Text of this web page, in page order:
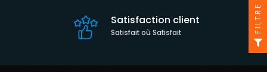
Satisfaction client
Satisfait où Satisfait FILTRE